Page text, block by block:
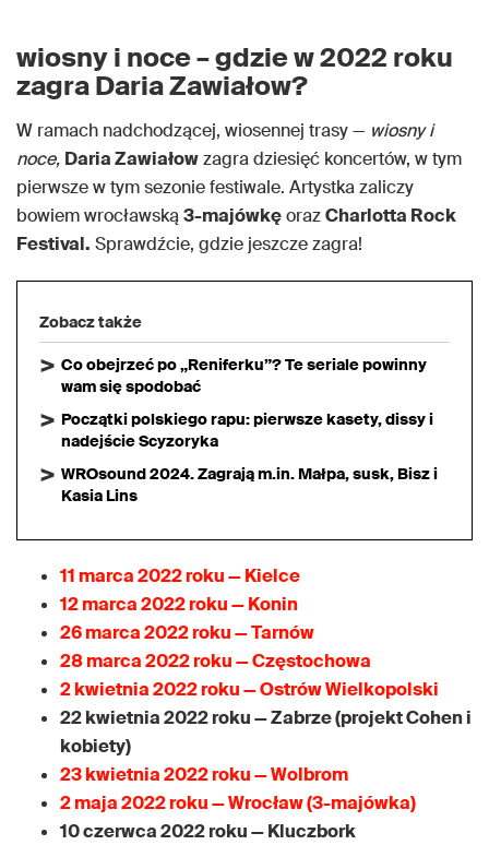
wiosny i noce – gdzie w 2022 roku
zagra Daria Zawiałow?
W ramach nadchodzącej, wiosennej trasy — wiosny i
noce, Daria Zawiałowzagra dziesięć koncertów, w tym
pierwsze w tym sezonie festiwale. Artystka zaliczy
bowiem wrocławską3-majówkęorazCharlotta Rock
Festival. Sprawdźcie, gdzie jeszcze zagra!
Zobacz także
Co obejrzeć po „Reniferku”? Te seriale powinny
wam się spodobać
Początki polskiego rapu: pierwsze kasety, dissy i
nadejście Scyzoryka
WROsound 2024. Zagrają m.in. Małpa, susk, Bisz i
Kasia Lins
11 marca 2022 roku — Kielce
12 marca 2022 roku — Konin
26 marca 2022 roku — Tarnów
28 marca 2022 roku — Częstochowa
2 kwietnia 2022 roku — Ostrów Wielkopolski
22 kwietnia 2022 roku — Zabrze (projekt Cohen i
kobiety)
23 kwietnia 2022 roku — Wolbrom
2 maja 2022 roku — Wrocław (3-majówka)
10 czerwca 2022 roku — Kluczbork